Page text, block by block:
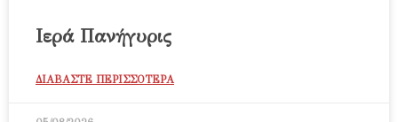
Ιερά Πανήγυρις
ΔΙΑΒΑΣΤΕ ΠΕΡΙΣΣΟΤΕΡΑ